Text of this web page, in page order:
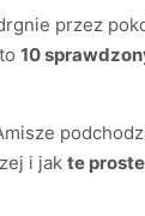
przez
10
i jak te